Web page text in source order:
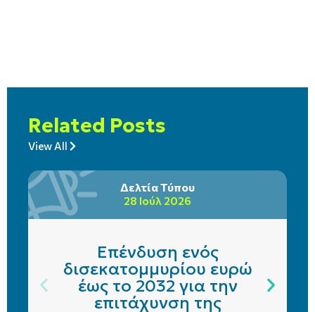
Related Posts
View All
Δελτία Τύπου
28 Ιούλ 2026
Επένδυση ενός
δισεκατομμυρίου ευρώ
έως το 2032 για την
επιτάχυνση της